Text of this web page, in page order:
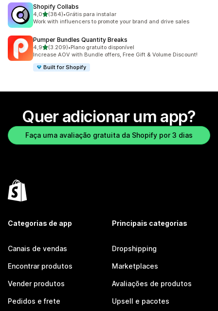
Shopify Collabs
4,0de 5 estrelas
(384)
384 avaliações ao todo
•Grátis para instalar
Work with influencers to promote your brand and drive sales
Pumper Bundles Quantity Breaks
4,9de 5 estrelas
(3.209)
3209 avaliações ao todo
•Plano gratuito disponível
Increase AOV with Bundle offers, Free Gift & Volume Discount!
Built for Shopify
Quer adicionar um app?
Faça uma avaliação gratuita da Shopify por 3 dias
Categorias de app
Canais de vendas
Encontrar produtos
Vender produtos
Pedidos e frete
Principais categorias
Dropshipping
Marketplaces
Avaliações de produtos
Upsell e pacotes